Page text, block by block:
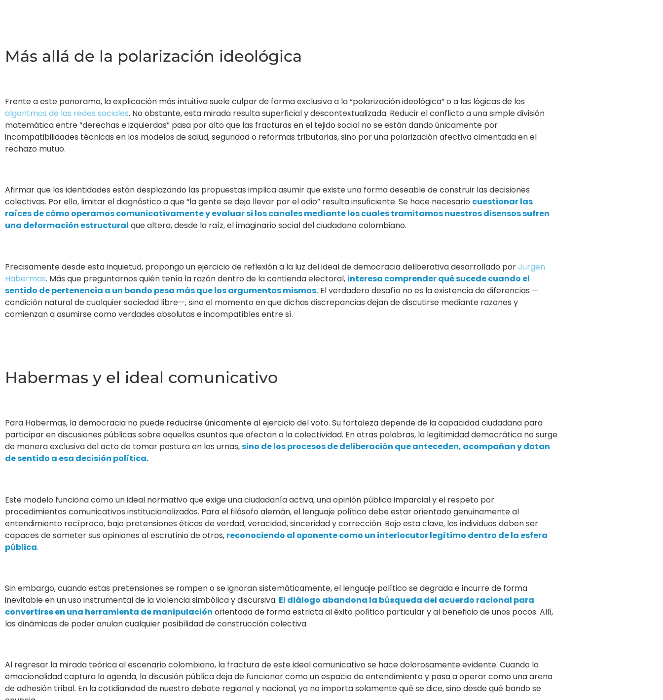
Más allá de la polarización ideológica
Frente a este panorama, la explicación más intuitiva suele culpar de forma exclusiva a la “polarización ideológica” o a las lógicas de los
algoritmos de las redes sociales. No obstante, esta mirada resulta superficial y descontextualizada. Reducir el conflicto a una simple división
matemática entre “derechas e izquierdas” pasa por alto que las fracturas en el tejido social no se están dando únicamente por
incompatibilidades técnicas en los modelos de salud, seguridad o reformas tributarias, sino por una polarización afectiva cimentada en el
rechazo mutuo.
Afirmar que las identidades están desplazando las propuestas implica asumir que existe una forma deseable de construir las decisiones
colectivas. Por ello, limitar el diagnóstico a que “la gente se deja llevar por el odio” resulta insuficiente. Se hace necesario cuestionar las
raíces de cómo operamos comunicativamente y evaluar si los canales mediante los cuales tramitamos nuestros disensos sufren
una deformación estructural que altera, desde la raíz, el imaginario social del ciudadano colombiano.
Precisamente desde esta inquietud, propongo un ejercicio de reflexión a la luz del ideal de democracia deliberativa desarrollado porJürgen
Habermas. Más que preguntarnos quién tenía la razón dentro de la contienda electoral, interesa comprender qué sucede cuando el
sentido de pertenencia a un bando pesa más que los argumentos mismos. El verdadero desafío no es la existencia de diferencias —
condición natural de cualquier sociedad libre—, sino el momento en que dichas discrepancias dejan de discutirse mediante razones y
comienzan a asumirse como verdades absolutas e incompatibles entre sí.
Habermas y el ideal comunicativo
Para Habermas, la democracia no puede reducirse únicamente al ejercicio del voto. Su fortaleza depende de la capacidad ciudadana para
participar en discusiones públicas sobre aquellos asuntos que afectan a la colectividad. En otras palabras, la legitimidad democrática no surge
de manera exclusiva del acto de tomar postura en las urnas,sino de los procesos de deliberación que anteceden, acompañan y dotan
de sentido a esa decisión política.
Este modelo funciona como un ideal normativo que exige una ciudadanía activa, una opinión pública imparcial y el respeto por
procedimientos comunicativos institucionalizados. Para el filósofo alemán, el lenguaje político debe estar orientado genuinamente al
entendimiento recíproco, bajo pretensiones éticas de verdad, veracidad, sinceridad y corrección. Bajo esta clave, los individuos deben ser
capaces de someter sus opiniones al escrutinio de otros, reconociendo al oponente como un interlocutor legítimo dentro de la esfera
pública.
Sin embargo, cuando estas pretensiones se rompen o se ignoran sistemáticamente, el lenguaje político se degrada e incurre de forma
inevitable en un uso instrumental de la violencia simbólica y discursiva. El diálogo abandona la búsqueda del acuerdo racional para
convertirse en una herramienta de manipulación orientada de forma estricta al éxito político particular y al beneficio de unos pocos. Allí,
las dinámicas de poder anulan cualquier posibilidad de construcción colectiva.
Al regresar la mirada teórica al escenario colombiano, la fractura de este ideal comunicativo se hace dolorosamente evidente. Cuando la
emocionalidad captura la agenda, la discusión pública deja de funcionar como un espacio de entendimiento y pasa a operar como una arena
de adhesión tribal. En la cotidianidad de nuestro debate regional y nacional, ya no importa solamente qué se dice, sino desde qué bando se